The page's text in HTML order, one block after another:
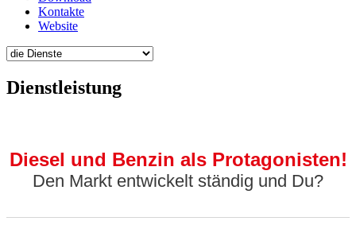
Kontakte
Website
Dienstleistung
Diesel und Benzin als Protagonisten!
Den Markt entwickelt ständig und Du?